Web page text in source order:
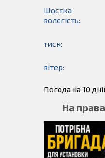
Шостка
вологість:
тиск:
вітер:
Погода на 10
На